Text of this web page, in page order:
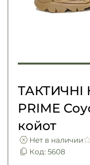
Акции
Возврат и обмен
Second Hand
ТАКТИЧНІ
PRIME
койот
Нет в наличии
Код: 5608